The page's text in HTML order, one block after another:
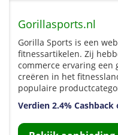
Gorillasports.nl
Gorilla Sports is een
fitnessartikelen. Zij
commerce ervaring een
creëren in het
populaire
Verdien 2.4%